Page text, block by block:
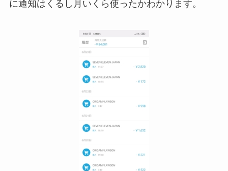
に通知はくるし月いくら使ったかわかります。